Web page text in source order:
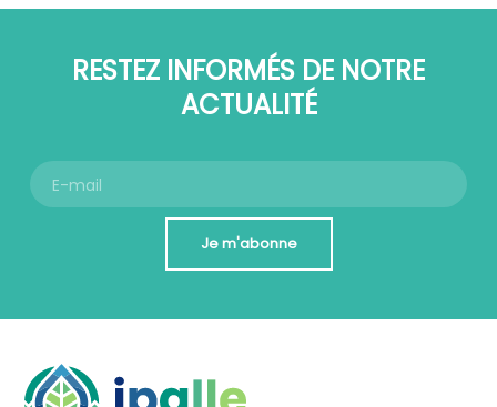
RESTEZ INFORMÉS DE NOTRE
ACTUALITÉ
Je m'abonne